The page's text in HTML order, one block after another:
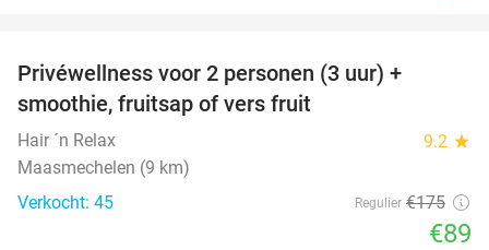
Privéwellness voor 2 personen (3 uur) +
smoothie, fruitsap of vers fruit
Hair ´n Relax 9.2 star
Maasmechelen (9 km)
Verkocht: 45
Regulier €175
€89